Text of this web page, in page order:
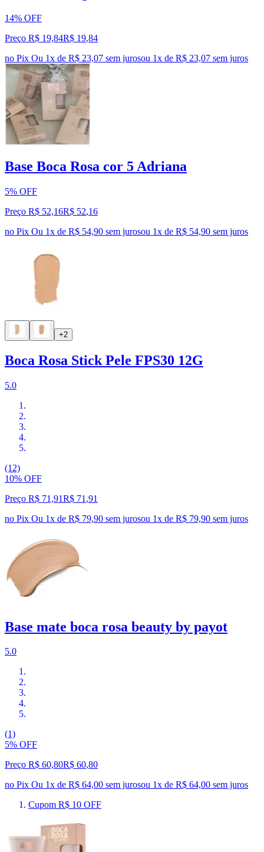
14% OFF
Preço R$ 19,84R$ 19,84
no Pix Ou 1x de R$ 23,07 sem jurosou 1x de R$ 23,07 sem juros
Base Boca Rosa cor 5 Adriana
5% OFF
Preço R$ 52,16R$ 52,16
no Pix Ou 1x de R$ 54,90 sem jurosou 1x de R$ 54,90 sem juros
+2
Boca Rosa Stick Pele FPS30 12G
5.0
(12)
10% OFF
Preço R$ 71,91R$ 71 ,91
no Pix Ou 1x de R$ 79,90 sem jurosou 1x de R$ 79,90 sem juros
Base mate boca rosa beauty by payot
5.0
(1)
5% OFF
Preço R$ 60,80R$ 60,80
no Pix Ou 1x de R$ 64,00 sem jurosou 1x de R$ 64,00 sem juros
Cupom R$ 10 OFF